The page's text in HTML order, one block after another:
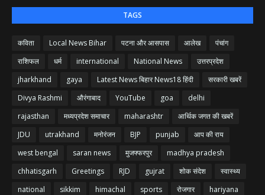
TAGS
कविता Local News Bihar पटना और आसपास आलेख
पंचांग
राशिफल
धर्म international National News
उत्तरप्रदेश
jharkhand
gaya Latest News बिहार News18 हिंदी
सरकारी खबरें
Divya Rashmi
औरंगाबाद YouTube goa
delhi
rajasthan
मध्यप्रदेश समाचार maharashtr
आर्थिक जगत की खबरें
JDU
utrakhand मनोरंजन BJP punjab
आप की राय
west bengal
saran news मुजफ्फरपुर
madhya pradesh
chhatisgarh
Greetings RJD gujrat शोक संदेश
स्वास्थ्य
national
sikkim himachal sports रोजगार
hariyana